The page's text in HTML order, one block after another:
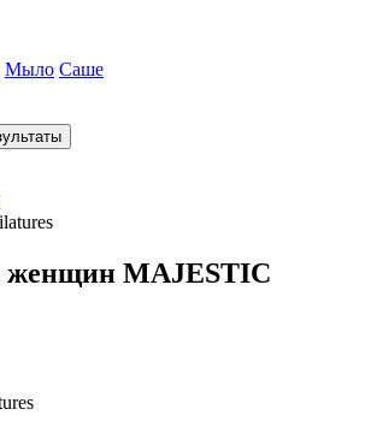
Мыло Саше
женщин MAJESTIC